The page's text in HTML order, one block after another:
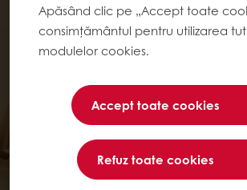
Apăsând clic pe „Accept toate
consimțământul pentru utilizarea
modulelor cookies.
Accept toate cookies
Refuz toate cookies